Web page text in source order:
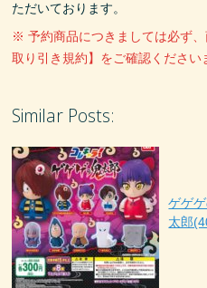
ただいております。
※ 予約商品につきましては必ず
取り引き規約】をご確認ください
Similar Posts:
ゲゲ
太郎